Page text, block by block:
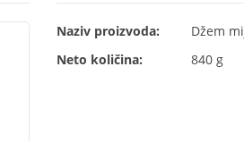
Naziv proizvoda:
Džem
Neto količina:
840 g